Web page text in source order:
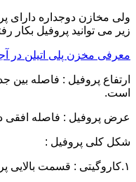
زیر می توانید پروفیل بکار
معرفی مخزن پلی اتیلن در
است.
عرض پروفیل : فاصله افقی دیواره های
شکل کلی پروفیل :
۱.کاروگیتی : قسمت بالایی پروفیل به شکل منحنی طراحی شده است.